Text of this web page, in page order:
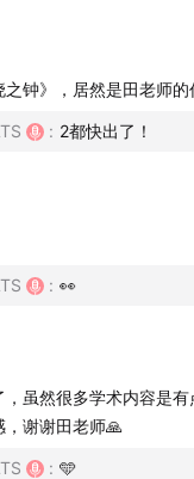
works.
他不想做管理，是一
常辛苦的，最好的办
钟》，居然是田老师的
: 2都快出了！
: 👀
，虽然很多学术内容是
，谢谢田老师🙏
: 🩵